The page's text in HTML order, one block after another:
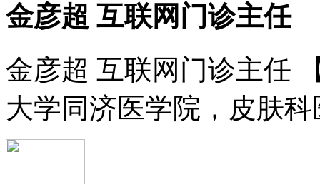
金彦超 互联网门诊主任
金彦超 互联网门诊主任
大学同济医学院，皮肤